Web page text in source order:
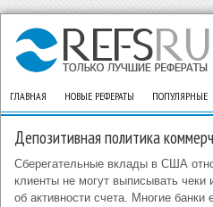
ГЛАВНАЯ НОВЫЕ РЕФЕРАТЫ ПОПУЛЯРНЫЕ
Депозитивная политика
Сберегательные вклады в США
клиенты не могут выписывать
об активности счета. Многие